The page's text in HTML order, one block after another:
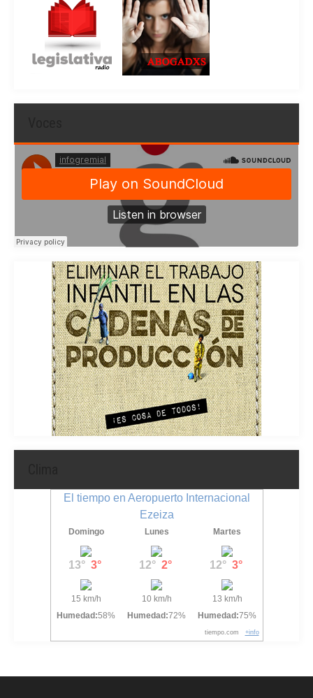
El tiempo en Aeropuerto Internacional
Ezeiza
Domingo
13° 3°
15 km/h
Humedad:58%
Lunes
12° 2°
10 km/h
Humedad:72%
Martes
12° 3°
13 km/h
Humedad:75%
tiempo.com +info